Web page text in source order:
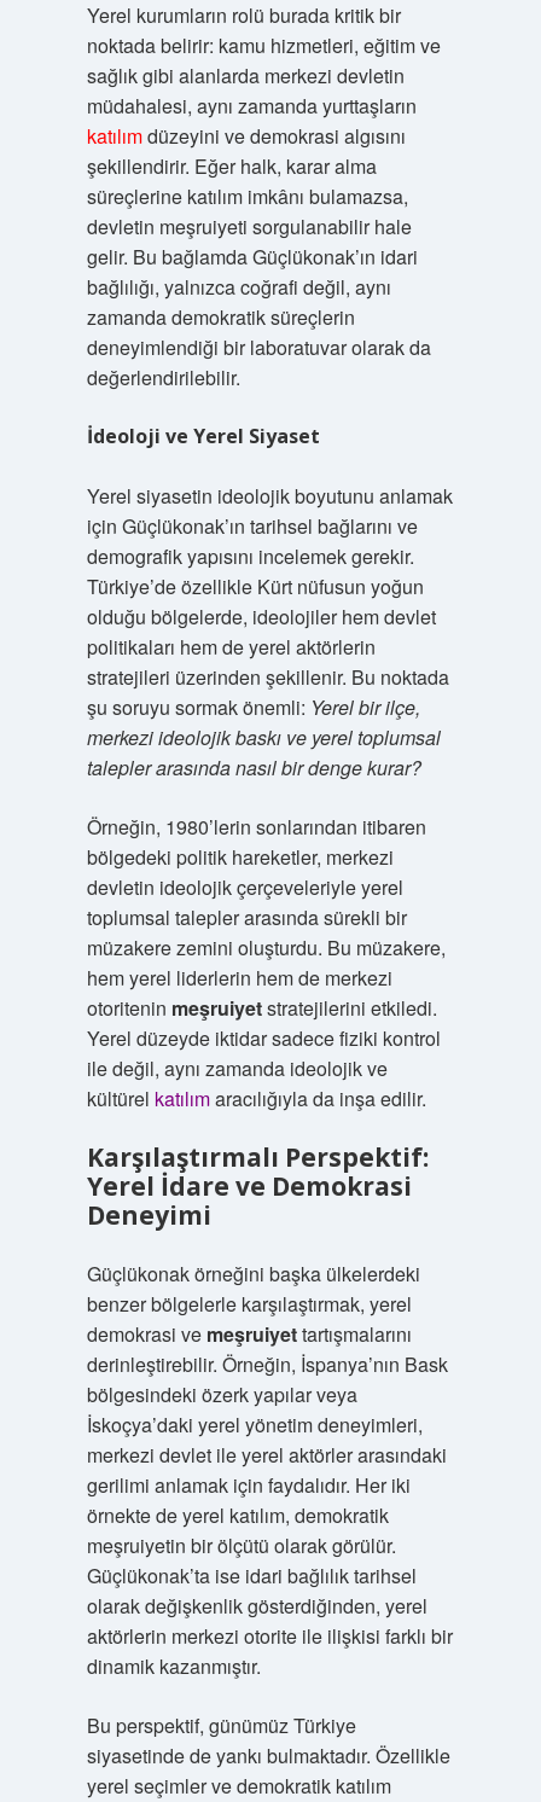
Yerel kurumların rolü burada kritik bir
noktada belirir: kamu hizmetleri, eğitim ve
sağlık gibi alanlarda merkezi devletin
müdahalesi, aynı zamanda yurttaşların
katılımdüzeyini ve demokrasi algısını
şekillendirir. Eğer halk, karar alma
süreçlerine katılım imkânı bulamazsa,
devletin meşruiyeti sorgulanabilir hale
gelir. Bu bağlamda Güçlükonak’ın idari
bağlılığı, yalnızca coğrafi değil, aynı
zamanda demokratik süreçlerin
deneyimlendiği bir laboratuvar olarak da
değerlendirilebilir.
İdeoloji ve Yerel Siyaset
Yerel siyasetin ideolojik boyutunu anlamak
için Güçlükonak’ın tarihsel bağlarını ve
demografik yapısını incelemek gerekir.
Türkiye’de özellikle Kürt nüfusun yoğun
olduğu bölgelerde, ideolojiler hem devlet
politikaları hem de yerel aktörlerin
stratejileri üzerinden şekillenir. Bu noktada
şu soruyu sormak önemli: Yerel bir ilçe,
merkezi ideolojik baskı ve yerel toplumsal
talepler arasında nasıl bir denge kurar?
Örneğin, 1980’lerin sonlarından itibaren
bölgedeki politik hareketler, merkezi
devletin ideolojik çerçeveleriyle yerel
toplumsal talepler arasında sürekli bir
müzakere zemini oluşturdu. Bu müzakere,
hem yerel liderlerin hem de merkezi
otoritenin meşruiyetstratejilerini etkiledi.
Yerel düzeyde iktidar sadece fiziki kontrol
ile değil, aynı zamanda ideolojik ve
kültürel katılımaracılığıyla da inşa edilir.
Karşılaştırmalı Perspektif:
Yerel İdare ve Demokrasi
Deneyimi
Güçlükonak örneğini başka ülkelerdeki
benzer bölgelerle karşılaştırmak, yerel
demokrasi ve meşruiyettartışmalarını
derinleştirebilir. Örneğin, İspanya’nın Bask
bölgesindeki özerk yapılar veya
İskoçya’daki yerel yönetim deneyimleri,
merkezi devlet ile yerel aktörler arasındaki
gerilimi anlamak için faydalıdır. Her iki
örnekte de yerel katılım, demokratik
meşruiyetin bir ölçütü olarak görülür.
Güçlükonak’ta ise idari bağlılık tarihsel
olarak değişkenlik gösterdiğinden, yerel
aktörlerin merkezi otorite ile ilişkisi farklı bir
dinamik kazanmıştır.
Bu perspektif, günümüz Türkiye
siyasetinde de yankı bulmaktadır. Özellikle
yerel seçimler ve demokratik katılım